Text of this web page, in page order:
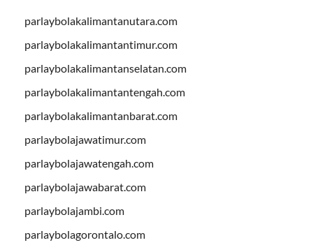
parlaybolakalimantanutara.com
parlaybolakalimantantimur.com
parlaybolakalimantanselatan.com
parlaybolakalimantantengah.com
parlaybolakalimantanbarat.com
parlaybolajawatimur.com
parlaybolajawatengah.com
parlaybolajawabarat.com
parlaybolajambi.com
parlaybolagorontalo.com